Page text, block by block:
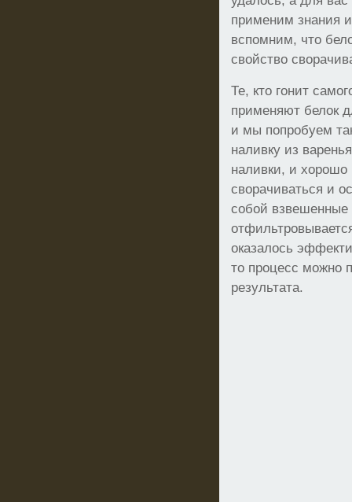
применим знания
вспомним, что
свойство
Те, кто гонит
применяют белок
и мы попробуем
наливку из
наливки, и
сворачиваться и
собой взвешенные
оказалось
то процесс можно
результата.